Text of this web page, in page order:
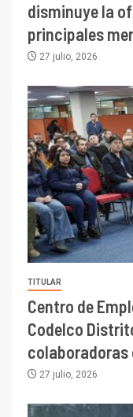
disminuye la
principales
27 julio, 2026
TITULAR
Centro de
Codelco
colaboradoras
27 julio, 2026